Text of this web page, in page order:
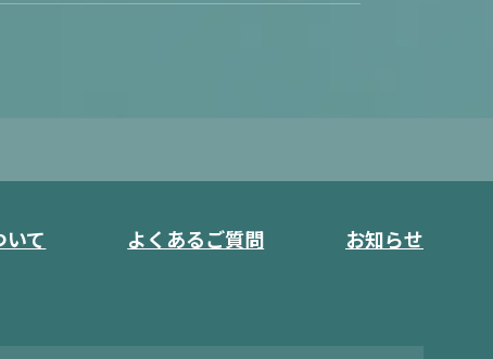
て よくあるご質問 お知らせ